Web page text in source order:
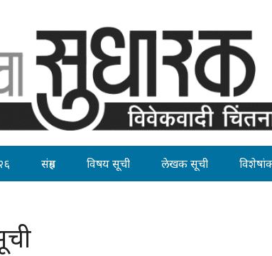
संग्रह विषय सूची लेखक सूची